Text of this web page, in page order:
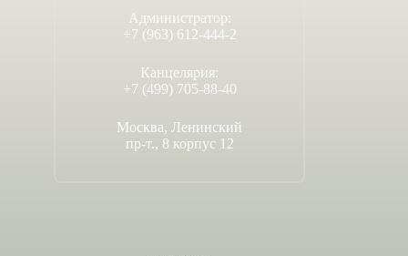
Администратор:
+7 (963) 612-444-2
Канцелярия:
+7 (499) 705-88-40
Москва, Ленинский
пр-т., 8 корпус 12